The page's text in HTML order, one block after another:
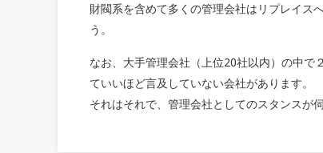
財閥系を含めて多くの管理会社はリプレイス
う。
なお、大手管理会社（上位20社以内）の中で
ていいほど言及していない会社があります。
それはそれで、管理会社としてのスタンスが